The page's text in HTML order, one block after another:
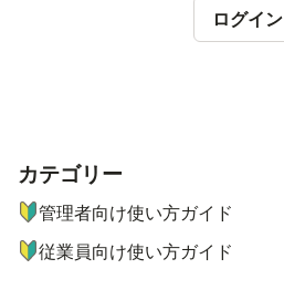
ログイン
ナビゲーションメニュー
カテゴリー
管理者向け使い方ガイド
従業員向け使い方ガイド